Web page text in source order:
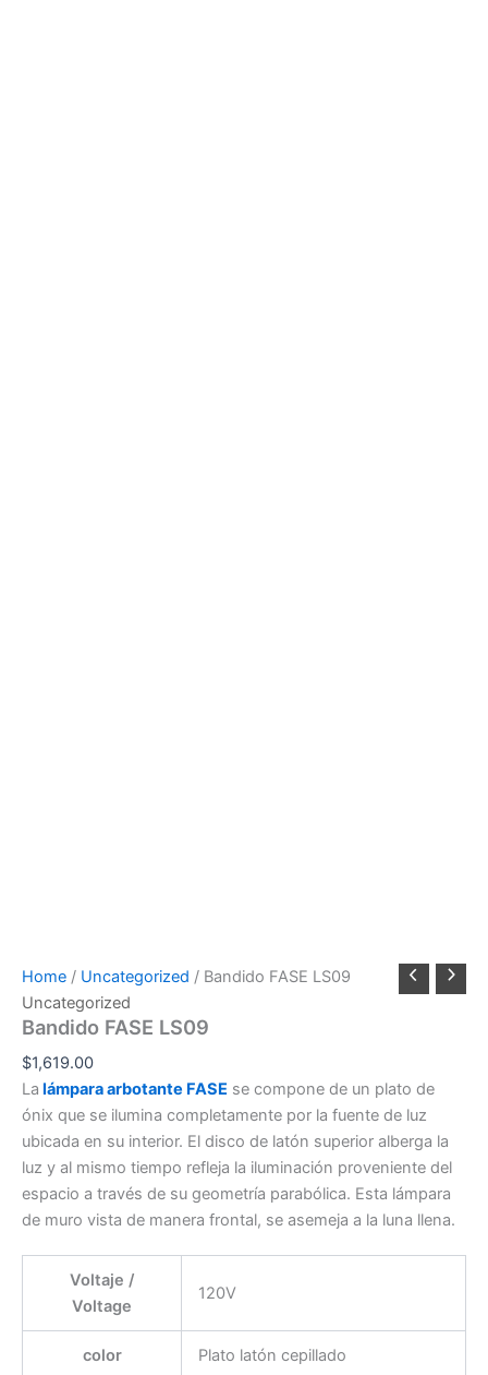
Home / Uncategorized / Bandido FASE LS09
Uncategorized
Bandido FASE LS09
$1,619.00
La lámpara arbotante FASE se compone de un plato de
ónix que se ilumina completamente por la fuente de luz
ubicada en su interior. El disco de latón superior alberga la
luz y al mismo tiempo refleja la iluminación proveniente del
espacio a través de su geometría parabólica. Esta lámpara
de muro vista de manera frontal, se asemeja a la luna llena.
Voltaje /
Voltage
120V
color Plato latón cepillado